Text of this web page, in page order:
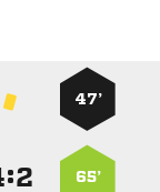
47’
65’
: